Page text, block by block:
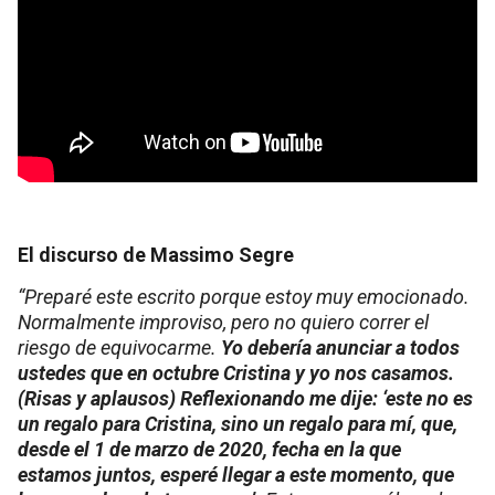
El discurso de Massimo Segre
“Preparé este escrito porque estoy muy emocionado.
Normalmente improviso, pero no quiero correr el
riesgo de equivocarme. Yo debería anunciar a todos
ustedes que en octubre Cristina y yo nos casamos.
(Risas y aplausos) Reflexionando me dije: ‘este no es
un regalo para Cristina, sino un regalo para mí, que,
desde el 1 de marzo de 2020, fecha en la que
estamos juntos, esperé llegar a este momento, que